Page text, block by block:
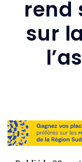
rend
sur